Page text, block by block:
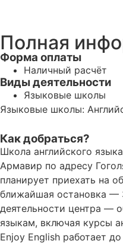
Полная
Форма оплаты
Наличный расчёт
Виды деятельности
Языковые школы
Языковые школы:
Как добраться?
Школа английского
Армавир по адресу
планирует приехать на
ближайшая остановка —
деятельности центра —
языкам, включая курсы
Enjoy English работает